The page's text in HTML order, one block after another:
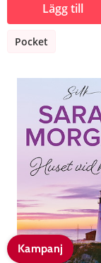
Lägg till
Pocket
Kampanj